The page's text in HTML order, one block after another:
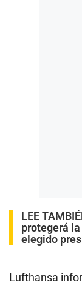
LEE
protegerá
elegido
Lufthansa